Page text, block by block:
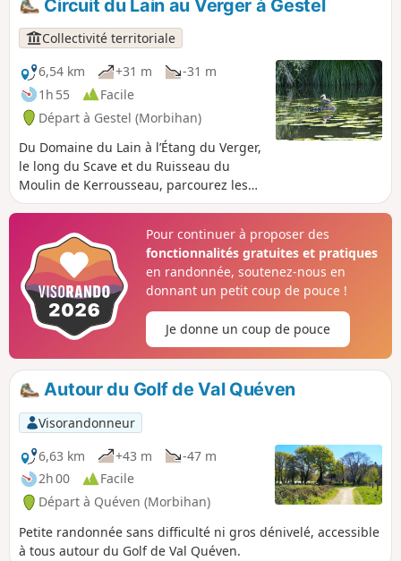
d'effectuer cette randonnée lorsque la marée est haute
dans le fleuve Scorff (beauté des paysages) en évitant les
grandes marées avec un coefficient > 95.
Circuit du Lain au Verger à Gestel
Collectivité territoriale
6,54 km
+31 m
-31 m
1h 55
Facile
Départ à Gestel (Morbihan)
Du Domaine du Lain à l’Étang du Verger,
le long du Scave et du Ruisseau du
Moulin de Kerrousseau, parcourez les
bois et les allées ombragées. Découvrez
ces espaces protégés. Au retour, flânez
dans le parc du domaine et admirez ses
espèces arborées, ses arbres
remarquables plus que centenaires.
Pour continuer à proposer des
fonctionnalités gratuites et pratiques
en randonnée, soutenez-nous en
donnant un petit coup de pouce !
Je donne un coup de pouce
Autour du Golf de Val Quéven
Visorandonneur
6,63 km
+43 m
-47 m
2h 00
Facile
Départ à Quéven (Morbihan)
Petite randonnée sans difficulté ni gros dénivelé, accessible
à tous autour du Golf de Val Quéven.